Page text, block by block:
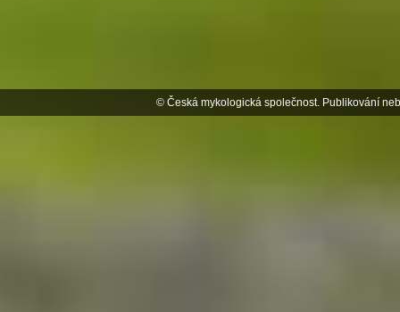
© Česká mykologická společnost. Publikování